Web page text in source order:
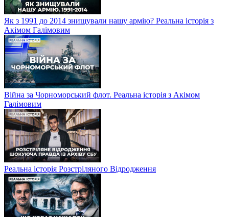
Як з 1991 до 2014 знищували нашу армію? Реальна історія з
Акімом Галімовим
Війна за Чорноморський флот. Реальна історія з Акімом
Галімовим
Реальна історія Розстріляного Відродження